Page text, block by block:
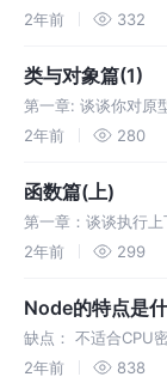
Object中获取key的
2年前 332
类与对象篇(1)
第一章: 谈谈你对原
JavaScript中，每当
2年前 280
函数篇(上)
第一章：谈谈执行
翻译执行上下文，
2年前 299
Node的特点是
缺点： 不适合CPU
要是：由于
2年前 838